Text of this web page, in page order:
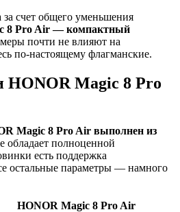
за счет общего уменьшения
8 Pro Air — компактный
почти не влияют на
по-настоящему флагманские.
HONOR Magic 8 Pro
Magic 8 Pro Air выполнен из
обладает полноценной
есть поддержка
остальные параметры — намного
HONOR Magic 8 Pro Air